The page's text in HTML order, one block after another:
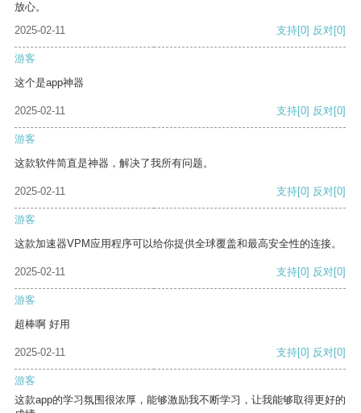
放心。
2025-02-11
支持[0] 反对[0]
游客
这个是app神器
2025-02-11 支持[0] 反对[0]
游客
这款软件简直是神器，解决了我所有问题。
2025-02-11 支持[0] 反对[0]
游客
这款加速器VPM应用程序可以给你提供全球覆盖和最高安全性的连接。
2025-02-11 支持[0] 反对[0]
游客
超棒啊 好用
2025-02-11 支持[0] 反对[0]
游客
这款app的学习氛围很浓厚，能够激励我不断学习，让我能够取得更好的